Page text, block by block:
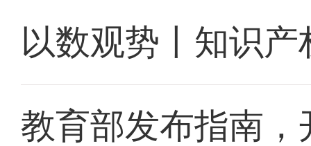
以数观势丨知识
教育部发布指南